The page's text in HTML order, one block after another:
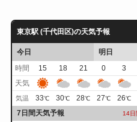
東京駅 (千代田区)の天気予報
今日
明日
時間
15 18 21 0 3
天気
気温 33℃ 30℃ 28℃ 27℃ 26℃
7日間天気予報 14日